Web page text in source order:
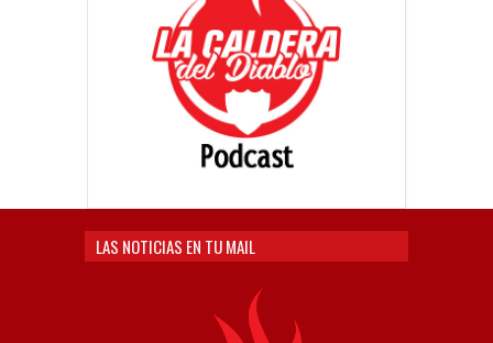
LAS NOTICIAS EN TU MAIL